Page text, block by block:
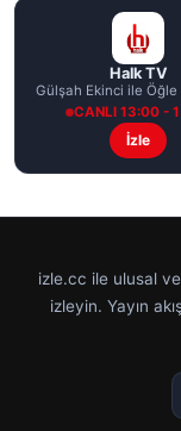
Halk TV
Gülşah Ekinci ile
CANLI 13:00 -
İzle
izle.cc ile ulusal
izleyin. Yayın